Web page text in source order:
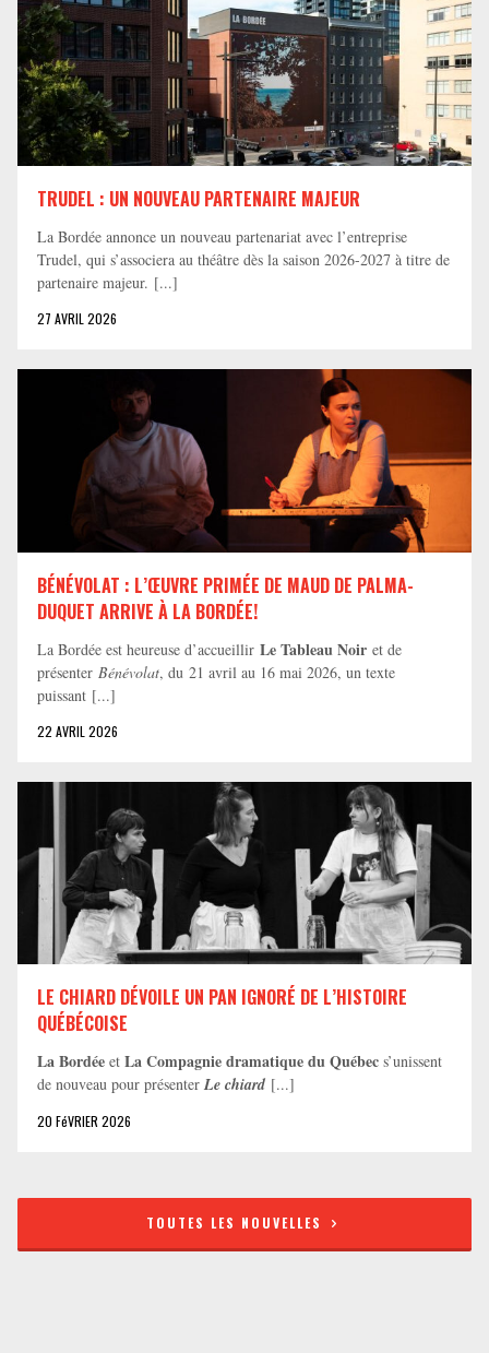
TRUDEL : UN NOUVEAU PARTENAIRE MAJEUR
La Bordée annonce un nouveau partenariat avec l’entreprise
Trudel, qui s’associera au théâtre dès la saison 2026-2027 à titre de
partenaire majeur. [...]
27 AVRIL 2026
BÉNÉVOLAT : L’ŒUVRE PRIMÉE DE MAUD DE PALMA-
DUQUET ARRIVE À LA BORDÉE!
La Bordée est heureuse d’accueillir Le Tableau Noir et de
présenter Bénévolat, du 21 avril au 16 mai 2026, un texte
puissant [...]
22 AVRIL 2026
LE CHIARD DÉVOILE UN PAN IGNORÉ DE L’HISTOIRE
QUÉBÉCOISE
La Bordée et La Compagnie dramatique du Québec s’unissent
de nouveau pour présenter Le chiard [...]
20 FéVRIER 2026
TOUTES LES NOUVELLES